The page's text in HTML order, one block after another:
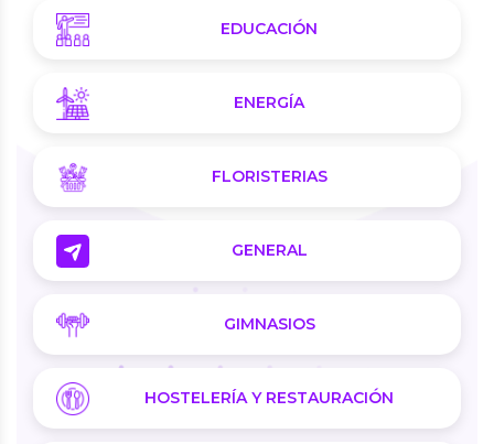
EDUCACIÓN
ENERGÍA
FLORISTERIAS
GENERAL
GIMNASIOS
HOSTELERÍA Y RESTAURACIÓN